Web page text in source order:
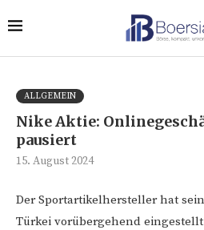
ALLGEMEIN
Nike Aktie:
pausiert
15. August 2024
Der Sportartikelhersteller hat
Türkei vorübergehend